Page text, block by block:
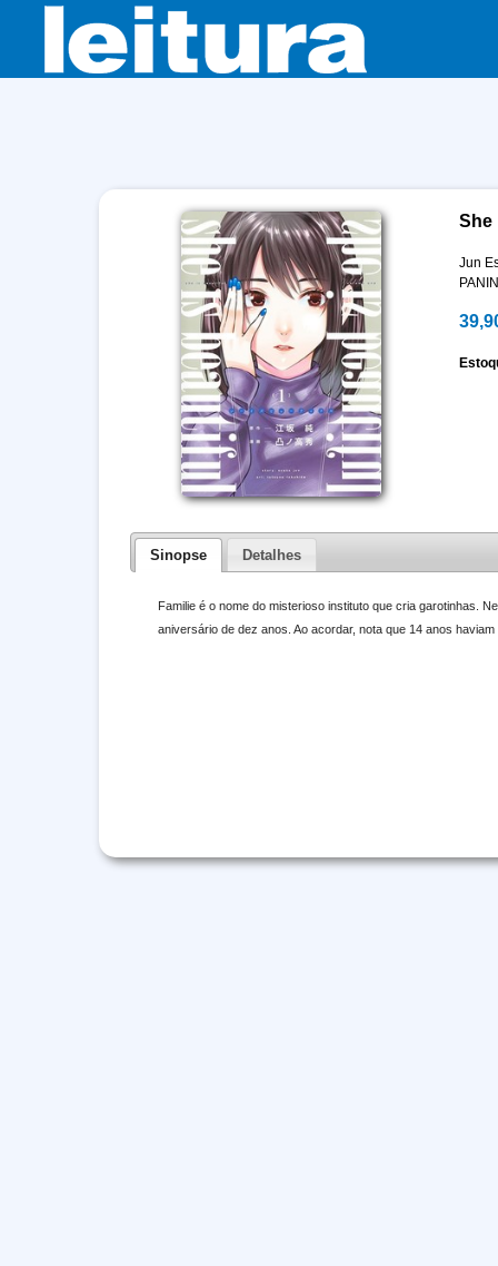
She
Jun
Sinopse Detalhes
Familie é o nome do misterioso instituto que cria garotinhas.
aniversário de dez anos. Ao acordar, nota que 14 anos